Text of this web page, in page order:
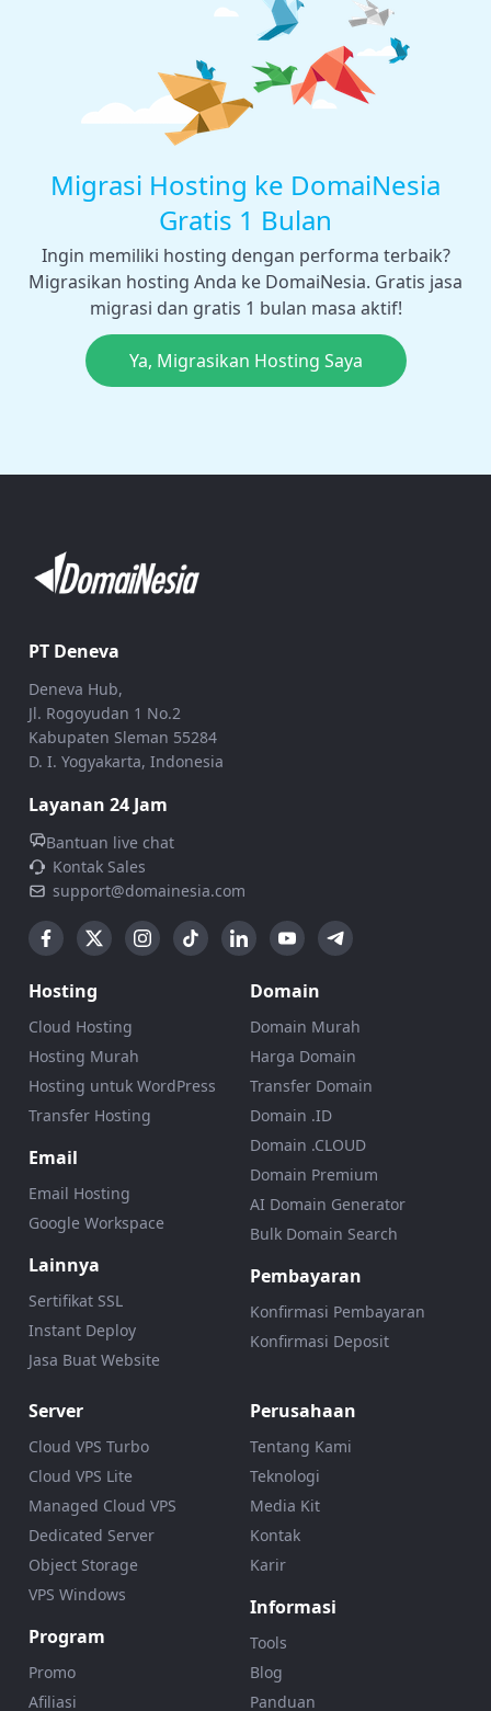
Migrasi Hosting ke DomaiNesia
Gratis 1 Bulan
Ingin memiliki hosting dengan performa terbaik?
Migrasikan hosting Anda ke DomaiNesia. Gratis jasa
migrasi dan gratis 1 bulan masa aktif!
Ya, Migrasikan Hosting Saya
PT Deneva
Deneva Hub,
Jl. Rogoyudan 1 No.2
Kabupaten Sleman 55284
D. I. Yogyakarta, Indonesia
Layanan 24 Jam
Bantuan live chat
Kontak Sales
support@domainesia.com
Hosting
Cloud Hosting
Hosting Murah
Hosting untuk WordPress
Transfer Hosting
Email
Email Hosting
Google Workspace
Lainnya
Sertifikat SSL
Instant Deploy
Jasa Buat Website
Domain
Domain Murah
Harga Domain
Transfer Domain
Domain .ID
Domain .CLOUD
Domain Premium
AI Domain Generator
Bulk Domain Search
Pembayaran
Konfirmasi Pembayaran
Konfirmasi Deposit
Server
Cloud VPS Turbo
Cloud VPS Lite
Managed Cloud VPS
Dedicated Server
Object Storage
VPS Windows
Program
Promo
Afiliasi
Perusahaan
Tentang Kami
Teknologi
Media Kit
Kontak
Karir
Informasi
Tools
Blog
Panduan